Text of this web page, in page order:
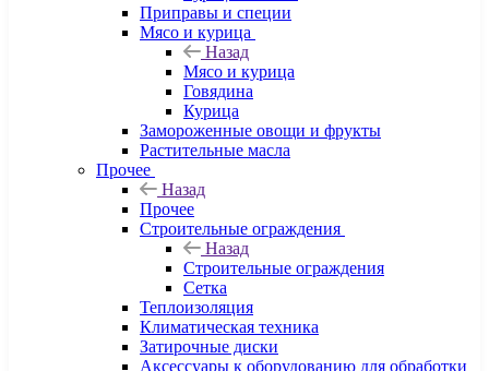
Приправы и специи
Мясо и курица
Назад
Мясо и курица
Говядина
Курица
Замороженные овощи и фрукты
Растительные масла
Прочее
Назад
Прочее
Строительные ограждения
Назад
Строительные ограждения
Сетка
Теплоизоляция
Климатическая техника
Затирочные диски
Аксессуары к оборудованию для обработки